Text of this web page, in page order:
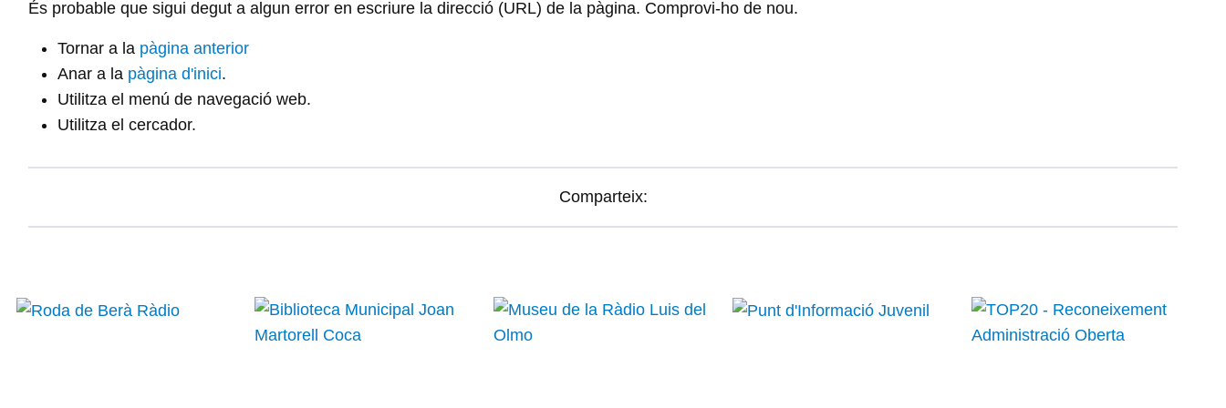
És probable que sigui degut a algun error en escriure la direcció (URL) de la pàgina. Comprovi-ho de nou.
Tornar a la pàgina anterior
Anar a la pàgina d'inici.
Utilitza el menú de navegació web.
Utilitza el cercador.
Comparteix: